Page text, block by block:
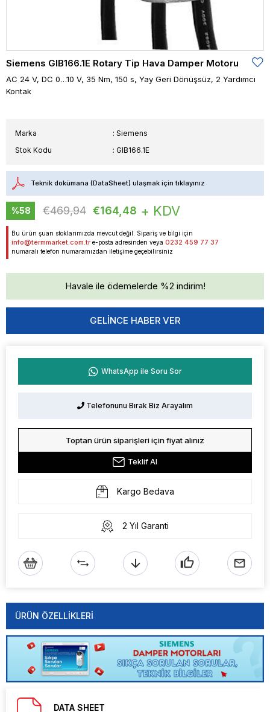
Siemens GIB166.1E Rotary Tip Hava Damper Motoru
AC 24 V, DC 0…10 V, 35 Nm, 150 s, Yay Geri Dönüşsüz, 2 Yardımcı
Kontak
Marka : Siemens
Stok Kodu
GIB166.1E
Teknik dokümana (DataSheet) ulaşmak için tıklayınız
%58
İndirim
€469,94 €164,48 + KDV
Bu ürün şuan stoklarımızda mevcut değil. Sipariş ve bilgi için
info@termmarket.com.tr e-posta adresinden veya 0232 459 77 37
numaralı telefon numaramızdan iletişime geçebilirsiniz
Havale ile ödemelerde %2 indirim!
GELINCE HABER VER
WhatsApp ile Soru Sor
Telefonunu Bırak Biz Arayalım
Toptan ürün siparişleri için fiyat alınız
Teklif Al
Kargo Bedava
2 Yıl Garanti
ÜRÜN ÖZELLIKLERI
DATA SHEET